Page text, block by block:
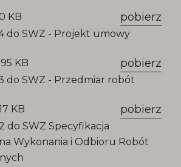
KB pobierz
4 do SWZ - Projekt umowy
KB pobierz
3 do SWZ - Przedmiar robót
KB pobierz
2 do SWZ Specyfikacja
Wykonania i Odbioru Robót